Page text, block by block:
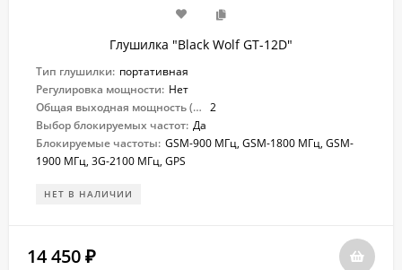
Глушилка "Black Wolf GT-12D"
Тип глушилки: портативная
Регулировка мощности: Нет
Общая выходная мощность (Вт): 2
Выбор блокируемых частот: Да
Блокируемые частоты: GSM-900 МГц, GSM-1800 МГц, GSM-
1900 МГц, 3G-2100 МГц, GPS
НЕТ В НАЛИЧИИ
14 450 ₽